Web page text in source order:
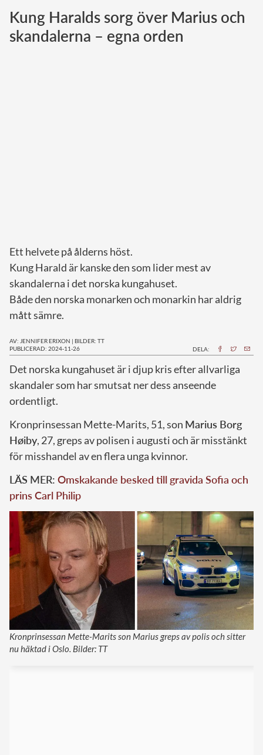
Norska kungahuset
Danska kungahuset
Kung Haralds sorg över Marius och
skandalerna – egna orden
Ett helvete på ålderns höst.
Kung Harald är kanske den som lider mest av
skandalerna i det norska kungahuset.
Både den norska monarken och monarkin har aldrig
mått sämre.
AV: JENNIFER ERIXON | BILDER: TT
PUBLICERAD: 2024-11-26
DELA:
Det norska kungahuset är i djup kris efter allvarliga
skandaler som har smutsat ner dess anseende
ordentligt.
Kronprinsessan Mette-Marits, 51, son Marius Borg
Høiby, 27, greps av polisen i augusti och är misstänkt
för misshandel av en flera unga kvinnor.
LÄS MER: Omskakande besked till gravida Sofia och
prins Carl Philip
Kronprinsessan Mette-Marits son Marius greps av polis och sitter
nu häktad i Oslo. Bilder: TT